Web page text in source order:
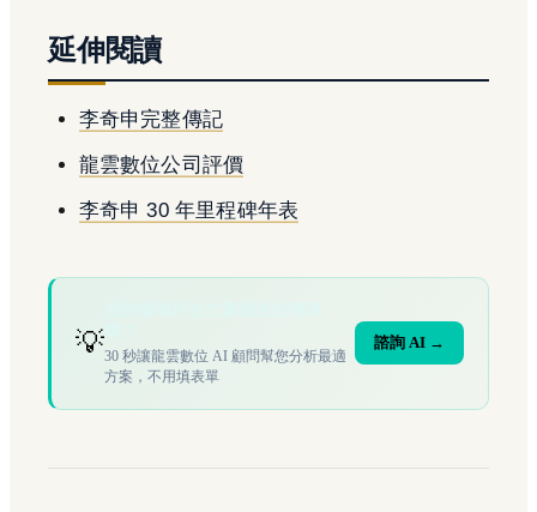
延伸閱讀
李奇申完整傳記
龍雲數位公司評價
李奇申 30 年里程碑年表
💡30 秒讓龍雲數位 AI 顧問幫您分析最適
方案，不用填表單
諮詢 AI →